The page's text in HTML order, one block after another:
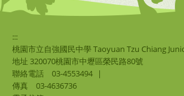
:::
桃園市立自強國民中學 Taoyuan Tzu Chiang
地址 320070桃園市中壢區榮民路80號
聯絡電話
03-4553494
|
傳真
03-4636736